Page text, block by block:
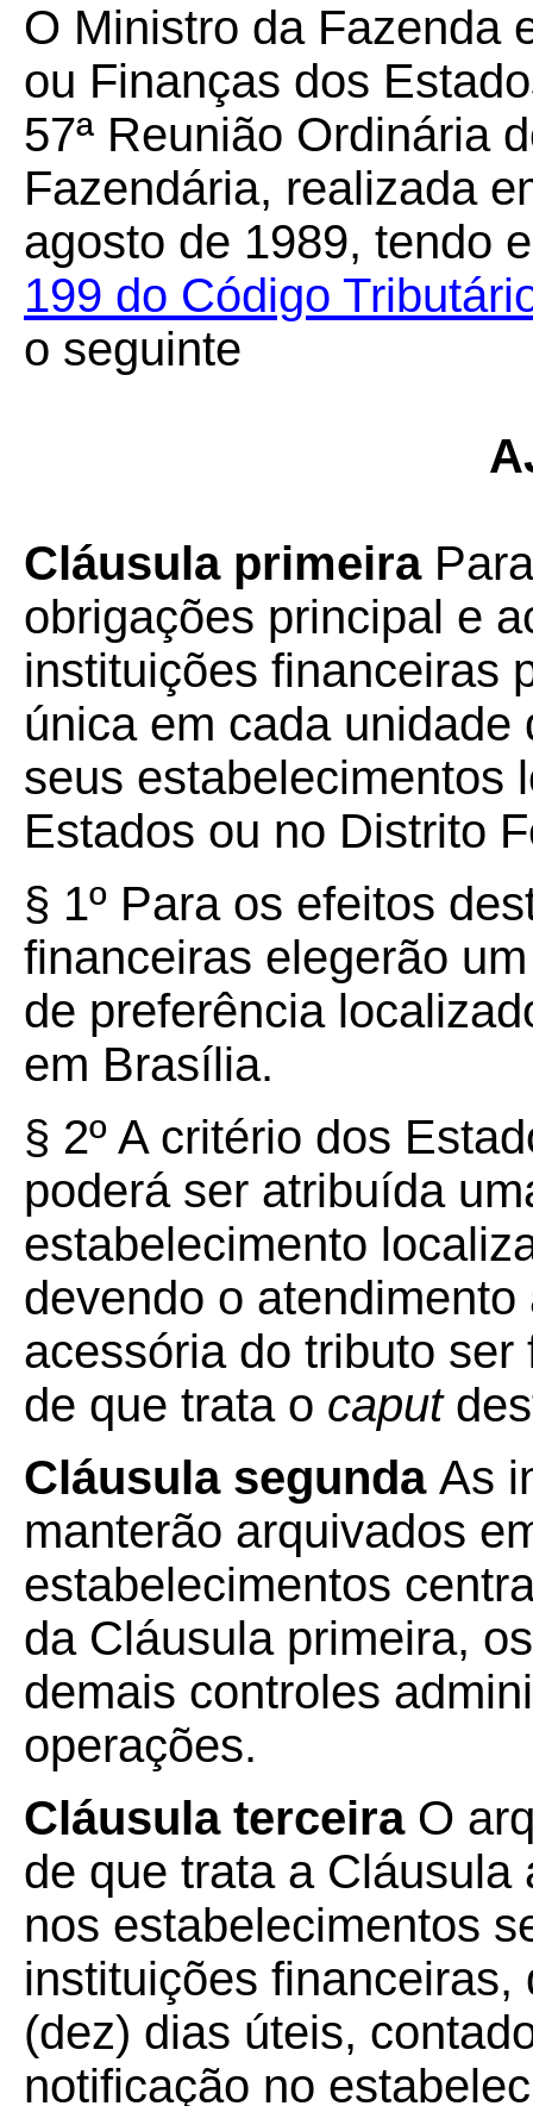
O Ministro da Fazenda
ou Finanças dos
57ª Reunião Ordinária
Fazendária, realizada
agosto de 1989, tendo
199 do Código
o seguinte
Cláusula primeira
obrigações principal e
instituições financeiras
única em cada
seus estabelecimentos
Estados ou no Distrito
§ 1º Para os efeitos
financeiras elegerão
de preferência
em Brasília.
§ 2º A critério dos
poderá ser atribuída
estabelecimento
devendo o
acessória do tributo
de que trata o caput
Cláusula segunda As
manterão arquivados
estabelecimentos
da Cláusula primeira,
demais controles
operações.
Cláusula terceira O
de que trata a
nos estabelecimentos
instituições
(dez) dias úteis,
notificação no